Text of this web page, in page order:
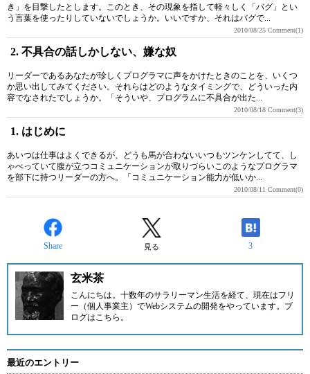
き」を目撃したとします。このとき、その現象を指して軽々しく「バグ」とい
う言葉を使ったりしていないでしょうか。いいですか、それはバグで...
2010/08/25 Comment(1)
2. 不具合の話しかしない、嫌な奴
リーダーであるあなたが珍しくプログラマに声をかけたときのことを、いくつ
か思い出してみてください。それらはどのようなタイミングで、どういった内
容でなされたでしょうか。「そういや、プログラムに不具合が出た...
2010/08/18 Comment(3)
1. はじめに
あいつは仕事はよくできるが、どうも馬が合わないいつもツンケンしてて、し
ゃべっていて腹が立つコミュニケーションが取りづらいこのようなプログラマ
を部下に持つリーダーの方へ。「コミュニケーション能力が低いか...
2010/08/11 Comment(0)
Share 見る 3
玄米茶
こんにちは。十数年のサラリーマン生活を経て、現在はフリ
ー（個人事業主）でWebシステムの開発をやっています。ブ
ログはこちら 。
最近のエントリー